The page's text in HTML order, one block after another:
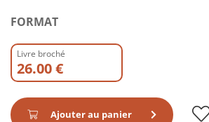
FORMAT
Livre broché
26.00 €
Ajouter au panier